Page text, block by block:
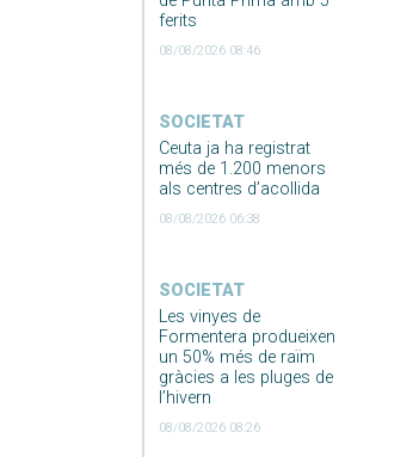
ferits
08/08/2026 08:46
SOCIETAT
Ceuta ja ha registrat
més de 1.200 menors
als centres d’acollida
08/08/2026 06:38
SOCIETAT
Les vinyes de
Formentera produeixen
un 50% més de raïm
gràcies a les pluges de
l’hivern
08/08/2026 08:26